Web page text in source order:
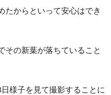
たからといって安心はでき
その新葉が落ちていること
様子を見て撮影することに